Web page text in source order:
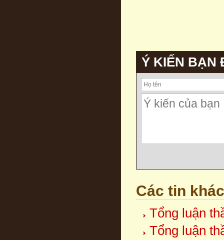
Ý KIẾN BẠN
Các tin khác
Tổng luận
Tổng luận